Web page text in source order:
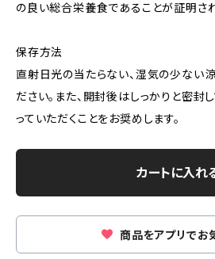
の良い総合栄養食であることが証明され
保存方法
直射日光の当たらない、湿気の少ない涼
ださい。また、開封後はしっかりと密封
っていただくことをお奨めします。
カートに入れ
商品をアプリでお